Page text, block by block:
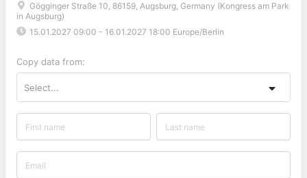
Gögginger Straße 10, 86159, Augsburg, Germany (Kongress am Park
in Augsburg)
15.01.2027 09:00 - 16.01.2027 18:00 Europe/Berlin
Copy data from:
Select...